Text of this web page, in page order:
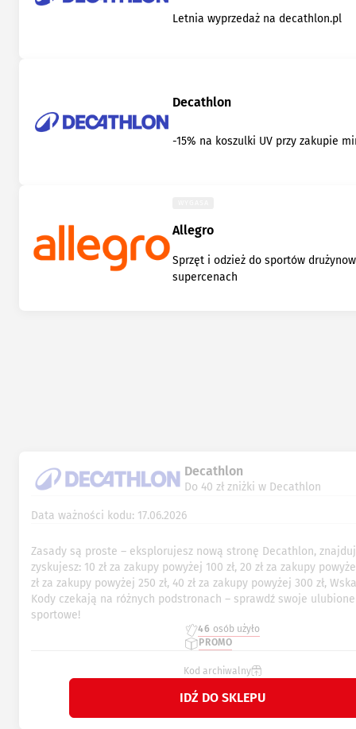
Letnia wyprzedaż na decathlon.pl
Decathlon
-15% na koszulki UV przy zakupie
Allegro
Sprzęt i odzież do sportów
supercenach
Decathlon
Do 40 zł zniżki w Decathlon
Data ważności kodu: 17.06.2026
46 osób użyło
PROMO
Kod archiwalny
IDŹ DO SKLEPU
Zasady są proste – eksplorujesz nową stronę Decathlon,
zyskujesz: 10 zł za zakupy powyżej 100 zł, 20 zł za zakupy
zł za zakupy powyżej 250 zł, 40 zł za zakupy powyżej 300 zł,
Kody czekają na różnych podstronach – sprawdź swoje
sportowe!